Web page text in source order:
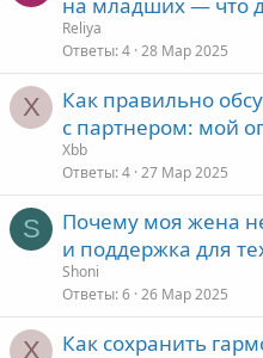
Reliya
Ответы 4 28 Мар 2025
X
Как правильно
с партнером: мой
Xbb
Ответы 4 27 Мар 2025
S
Почему моя жена
и поддержка для
Shoni
Ответы 6 26 Мар 2025
X
Как сохранить